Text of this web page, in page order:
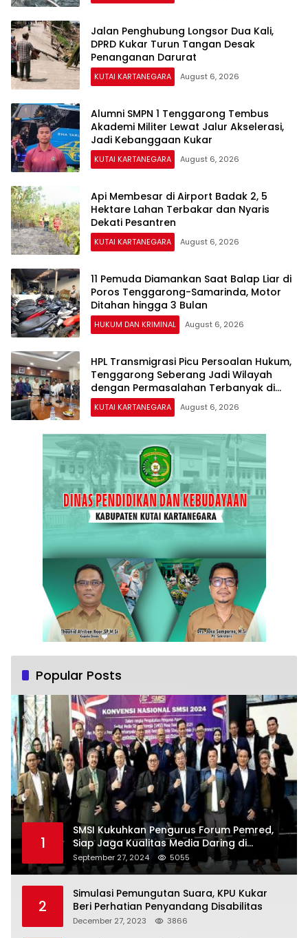
Jalan Penghubung Longsor Dua Kali,
DPRD Kukar Turun Tangan Desak
Penanganan Darurat
KUTAI KARTANEGARA August 6, 2026
Alumni SMPN 1 Tenggarong Tembus
Akademi Militer Lewat Jalur Akselerasi,
Jadi Kebanggaan Kukar
KUTAI KARTANEGARA August 6, 2026
Api Membesar di Airport Badak 2, 5
Hektare Lahan Terbakar dan Nyaris
Dekati Pesantren
KUTAI KARTANEGARA August 6, 2026
11 Pemuda Diamankan Saat Balap Liar di
Poros Tenggarong-Samarinda, Motor
Ditahan hingga 3 Bulan
HUKUM DAN KRIMINAL August 6, 2026
HPL Transmigrasi Picu Persoalan Hukum,
Tenggarong Seberang Jadi Wilayah
dengan Permasalahan Terbanyak di
Kukar
KUTAI KARTANEGARA August 6, 2026
Popular Posts
1
SMSI Kukuhkan Pengurus Forum Pemred,
Siap Jaga Kualitas Media Daring di
Indonesia
September 27, 2024 5055
2
Simulasi Pemungutan Suara, KPU Kukar
Beri Perhatian Penyandang Disabilitas
December 27, 2023 3866